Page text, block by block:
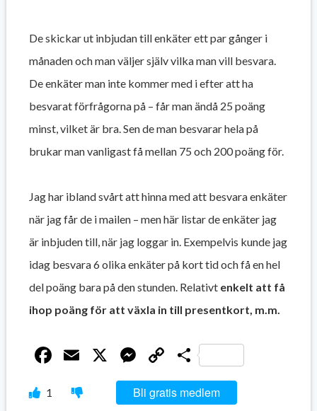
De skickar ut inbjudan till enkäter ett par gånger i
månaden och man väljer själv vilka man vill besvara.
De enkäter man inte kommer med i efter att ha
besvarat förfrågorna på – får man ändå 25 poäng
minst, vilket är bra. Sen de man besvarar hela på
brukar man vanligast få mellan 75 och 200 poäng för.
Jag har ibland svårt att hinna med att besvara enkäter
när jag får de i mailen – men här listar de enkäter jag
är inbjuden till, när jag loggar in. Exempelvis kunde jag
idag besvara 6 olika enkäter på kort tid och få en hel
del poäng bara på den stunden. Relativtenkelt att få
ihop poäng för att växla in till presentkort, m.m.
Facebook
Email
X Messenger
Copy
Link
Dela
1 Bli gratis medlem